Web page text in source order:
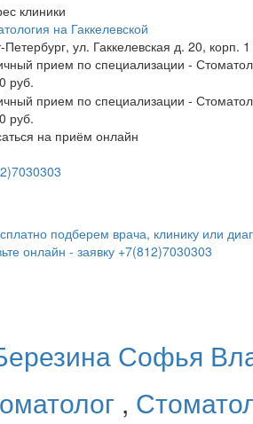
клиники
на Гаккелевской
Петербург, ул. Гаккелевская д. 20, корп. 1
прием по специализации -
руб.
прием по специализации -
руб.
на приём онлайн
подберем врача, клинику или
онлайн - заявку +7(812)7030303
Софья
,